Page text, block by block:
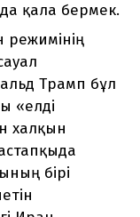
қала бермек.
режимінің
Трамп бұл
«елді
халқын
бірі